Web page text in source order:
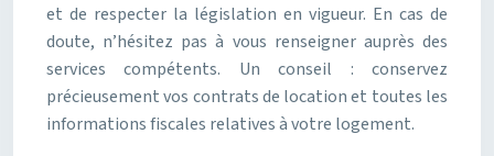
et de respecter la législation en vigueur. En cas de
doute, n’hésitez pas à vous renseigner auprès des
services compétents. Un conseil : conservez
précieusement vos contrats de location et toutes les
informations fiscales relatives à votre logement.